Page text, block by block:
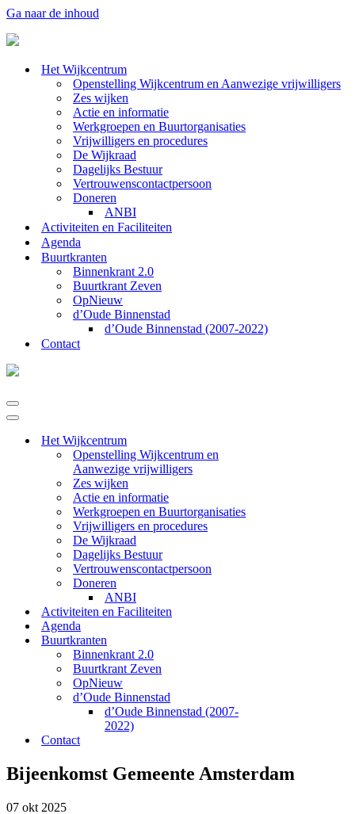
Ga naar de inhoud
Het Wijkcentrum
Openstelling Wijkcentrum en Aanwezige vrijwilligers
Zes wijken
Actie en informatie
Werkgroepen en Buurtorganisaties
Vrijwilligers en procedures
De Wijkraad
Dagelijks Bestuur
Vertrouwenscontactpersoon
Doneren
ANBI
Activiteiten en Faciliteiten
Agenda
Buurtkranten
Binnenkrant 2.0
Buurtkrant Zeven
OpNieuw
d’Oude Binnenstad
d’Oude Binnenstad (2007-2022)
Contact
Navigatie
Menu
Navigatie
Het Wijkcentrum
Openstelling Wijkcentrum en
Aanwezige vrijwilligers
Zes wijken
Actie en informatie
Werkgroepen en Buurtorganisaties
Vrijwilligers en procedures
De Wijkraad
Dagelijks Bestuur
Vertrouwenscontactpersoon
Doneren
ANBI
Activiteiten en Faciliteiten
Agenda
Buurtkranten
Binnenkrant 2.0
Buurtkrant Zeven
OpNieuw
d’Oude Binnenstad
d’Oude Binnenstad (2007-
2022)
Contact
Bijeenkomst Gemeente Amsterdam
07 okt 2025